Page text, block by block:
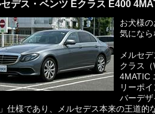
セデス・ベンツ Eクラス E400
お犬様
気にな
メルセ
クラス
4MATIC
リーポ
バーデ
仕様であり、メルセデス本来の王道的